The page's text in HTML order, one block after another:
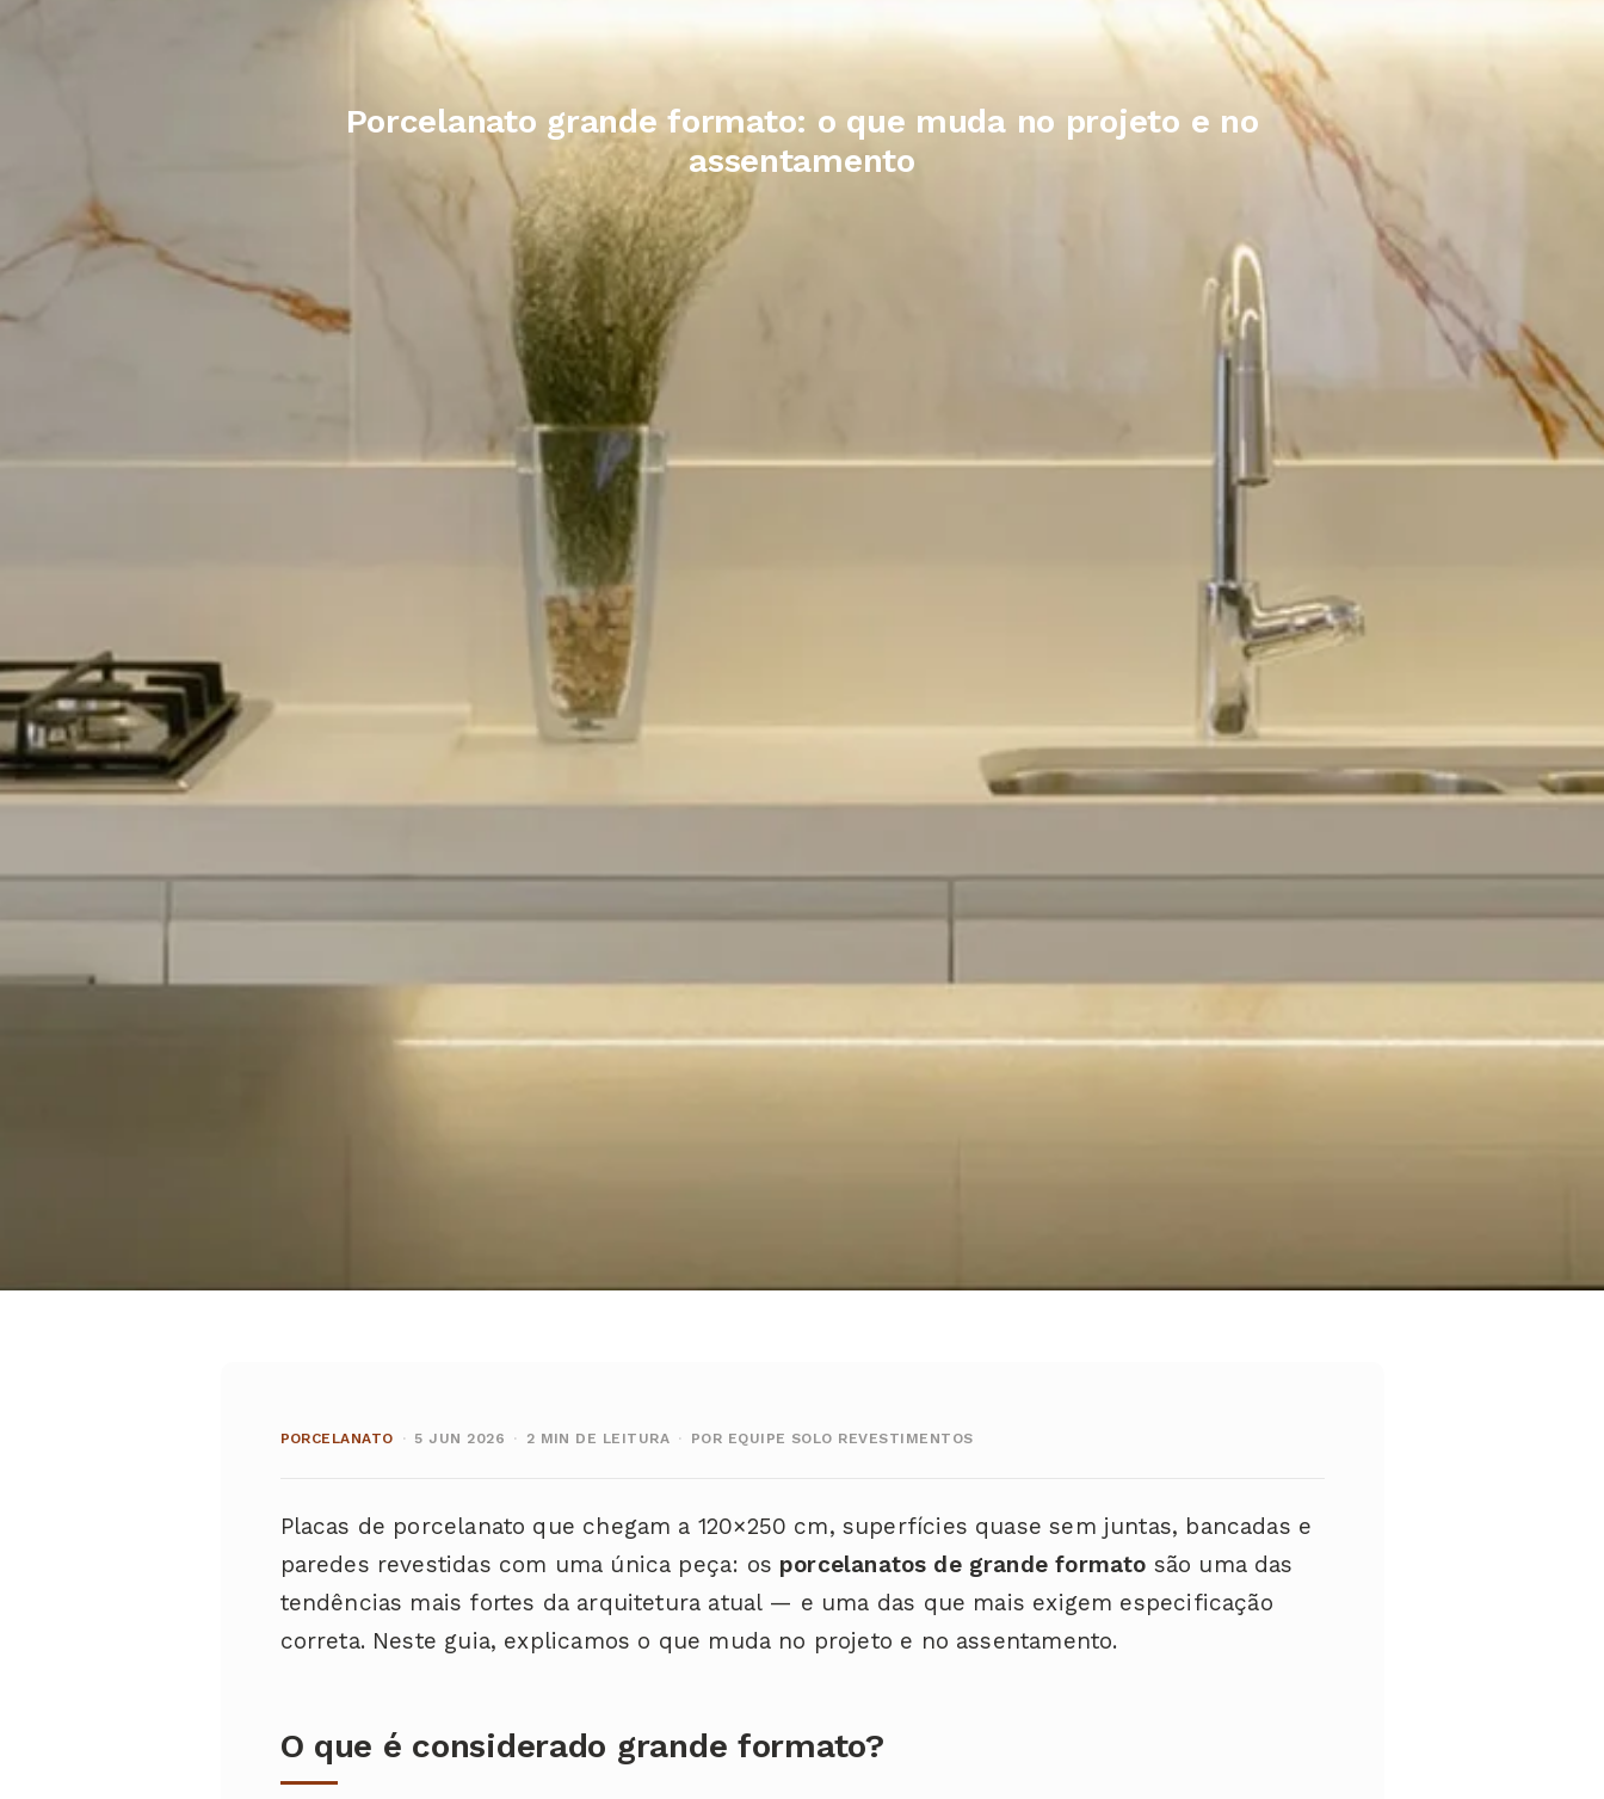
Porcelanato grande formato: o que muda no projeto e no
assentamento
PORCELANATO · 5 JUN 2026 · 2 MIN DE LEITURA · POR EQUIPE SOLO REVESTIMENTOS
Placas de porcelanato que chegam a 120×250 cm, superfícies quase sem juntas, bancadas e
paredes revestidas com uma única peça: os porcelanatos de grande formato são uma das
tendências mais fortes da arquitetura atual — e uma das que mais exigem especificação
correta. Neste guia, explicamos o que muda no projeto e no assentamento.
O que é considerado grande formato?